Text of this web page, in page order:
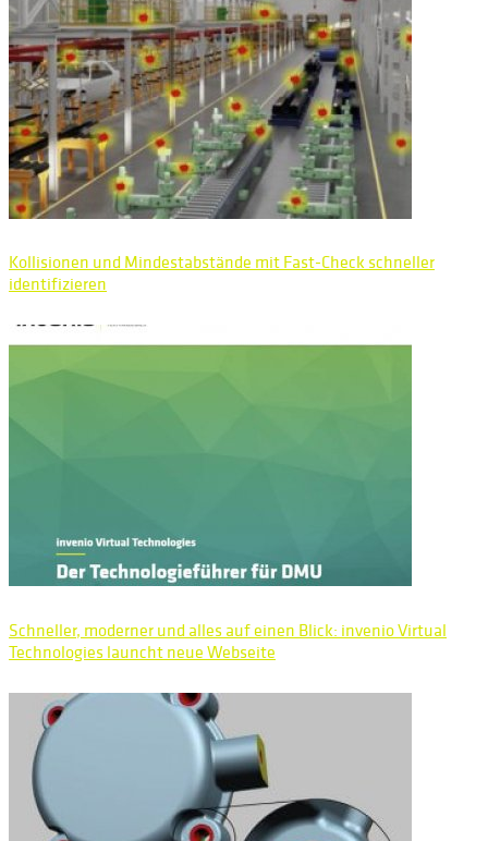
Kollisionen und Mindestabstände mit Fast-Check schneller
identifizieren
Schneller, moderner und alles auf einen Blick: invenio Virtual
Technologies launcht neue Webseite